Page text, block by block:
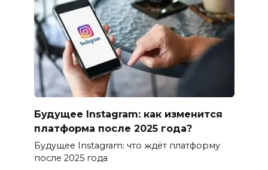
Будущее Instagram: как изменится
платформа после 2025 года?
Будущее Instagram: что ждёт платформу
после 2025 года